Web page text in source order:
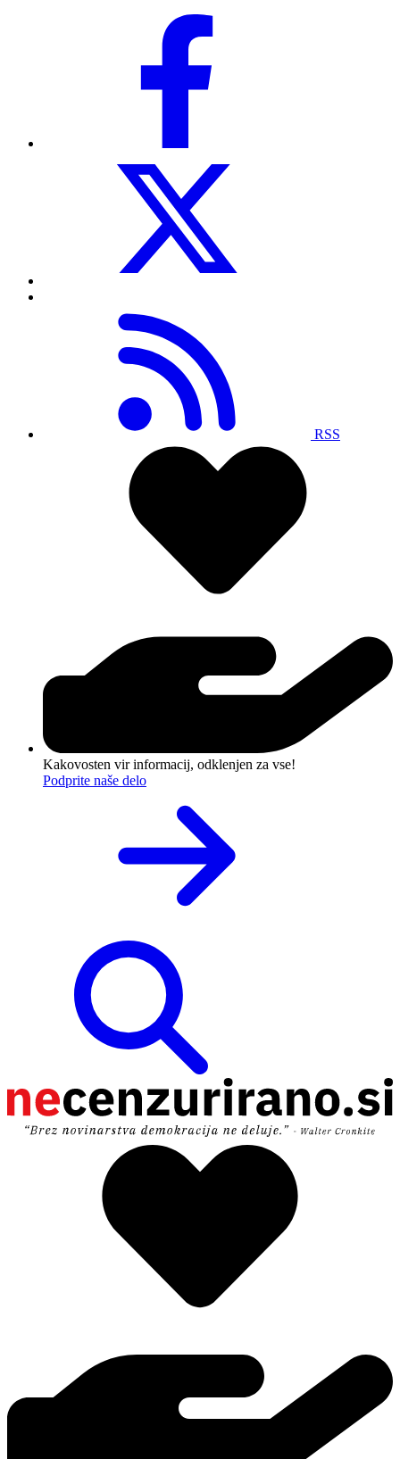
RSS
Kakovosten vir informacij, odklenjen za vse!
Podprite naše delo